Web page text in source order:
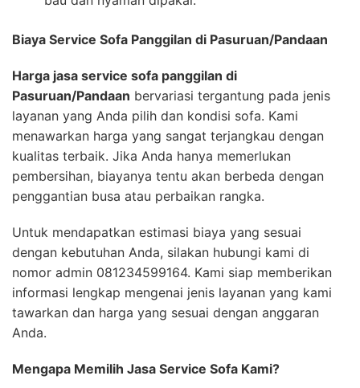
Biaya Service Sofa Panggilan di Pasuruan/Pandaan
Harga jasa service sofa panggilan di
Pasuruan/Pandaan bervariasi tergantung pada jenis
layanan yang Anda pilih dan kondisi sofa. Kami
menawarkan harga yang sangat terjangkau dengan
kualitas terbaik. Jika Anda hanya memerlukan
pembersihan, biayanya tentu akan berbeda dengan
penggantian busa atau perbaikan rangka.
Untuk mendapatkan estimasi biaya yang sesuai
dengan kebutuhan Anda, silakan hubungi kami di
nomor admin 081234599164. Kami siap memberikan
informasi lengkap mengenai jenis layanan yang kami
tawarkan dan harga yang sesuai dengan anggaran
Anda.
Mengapa Memilih Jasa Service Sofa Kami?